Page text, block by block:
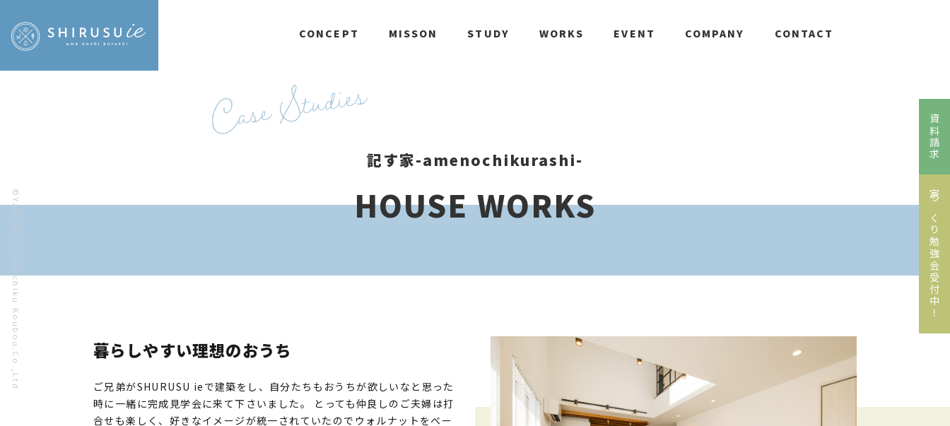
資料請求
家づくり勉強会受付中！
CONCEPT MISSON STUDY WORKS EVENT COMPANY CONTACT
記す家-amenochikurashi-
HOUSE WORKS
暮らしやすい理想のおうち
ご兄弟がSHURUSU ieで建築をし、自分たちもおうちが欲しいなと思った
時に一緒に完成見学会に来て下さいました。 とっても仲良しのご夫婦は打
合せも楽しく、好きなイメージが統一されていたのでウォルナットをベー
©Yamamoto Kenchiku Koubou.Co.,Ltd